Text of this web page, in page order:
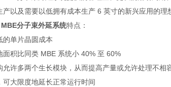
生产以及需要以低拥有成本生产 6 英寸的
分子束外延系统特点：
界低的单片晶圆成本
面积比同类 MBE 系统小 40% 至 60%
构允许多两个生长模块，从而提高产
可大限度地延长正常运行时间